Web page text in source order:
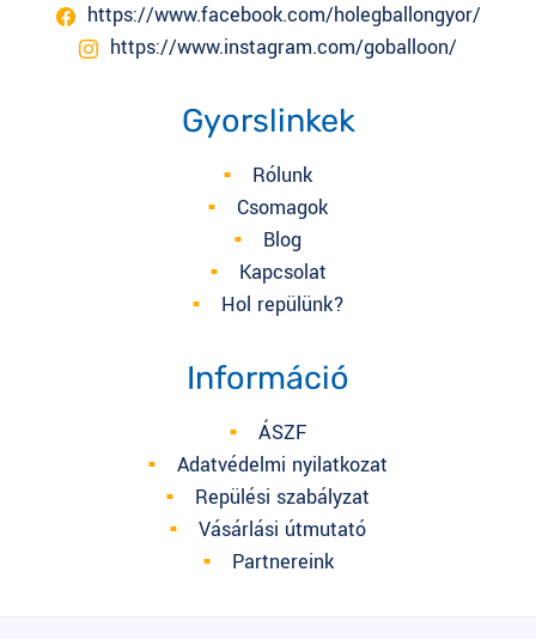
https://www.facebook.com/holegballongyor/
https://www.instagram.com/goballoon/
Gyorslinkek
Rólunk
Csomagok
Blog
Kapcsolat
Hol repülünk?
Információ
ÁSZF
Adatvédelmi nyilatkozat
Repülési szabályzat
Vásárlási útmutató
Partnereink